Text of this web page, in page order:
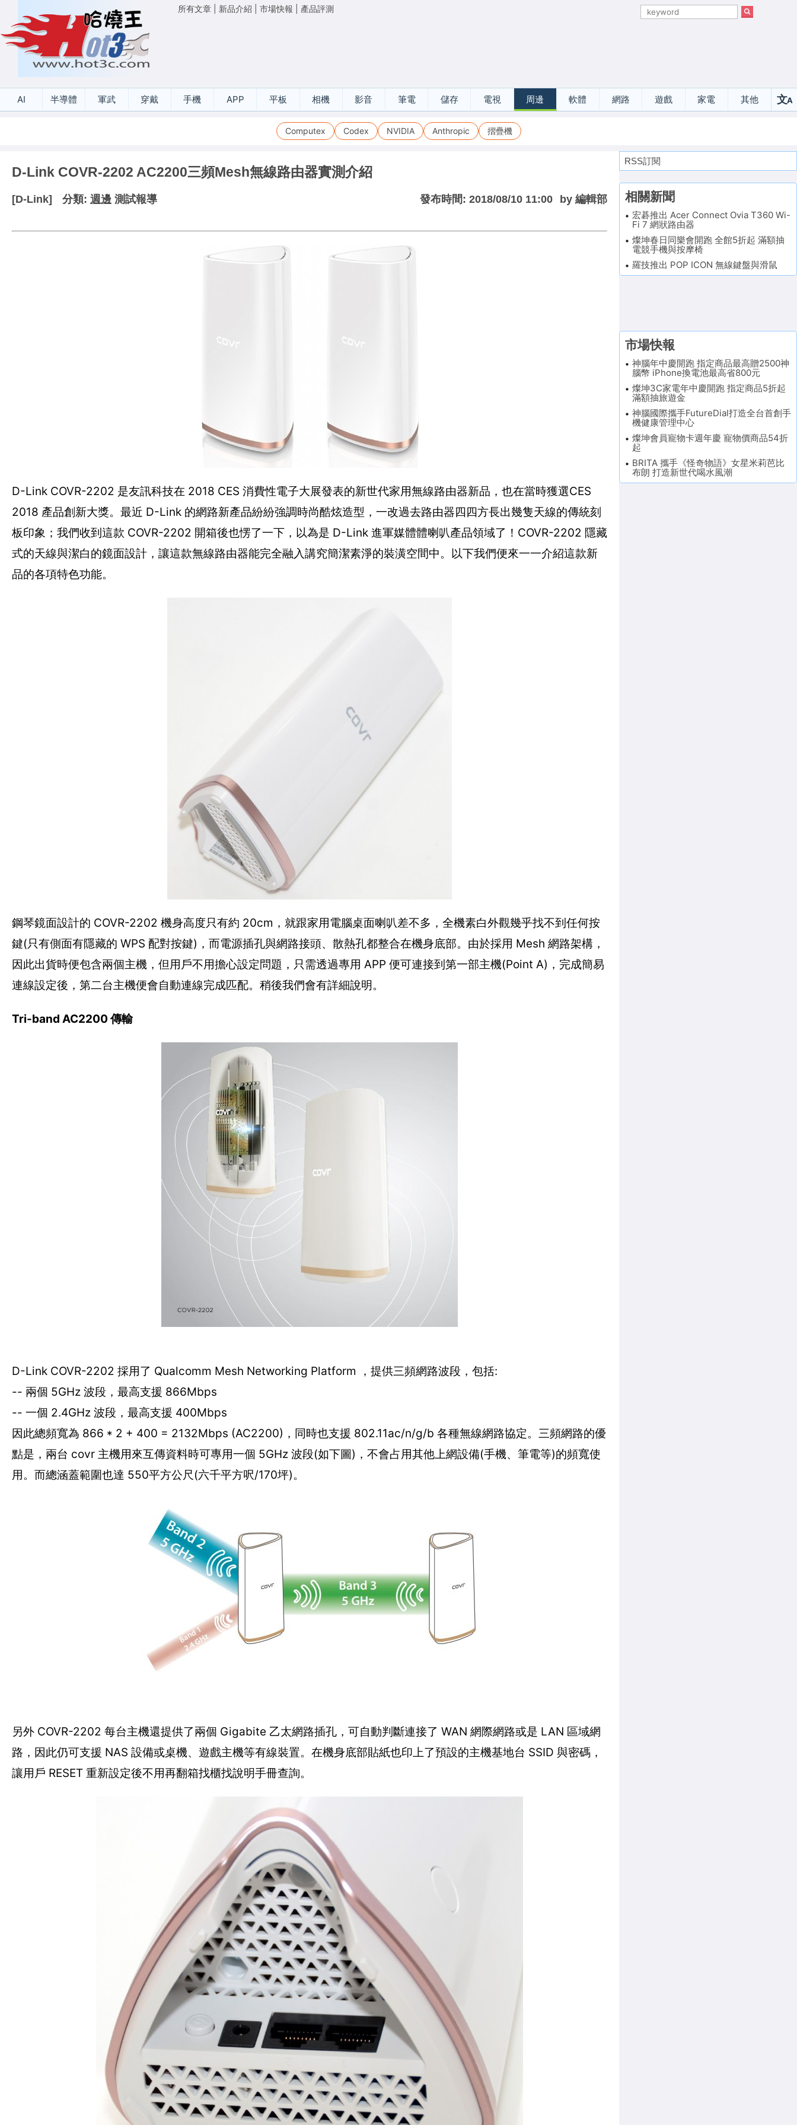
所有文章 新品介紹 市場快報 產品評測
AI 半導體 軍武 穿戴 手機 APP 平板 相機 影音 筆電 儲存 電視 周邊 軟體 網路 遊戲 家電 其他 文A
Computex Codex NVIDIA Anthropic 摺疊機
D-Link COVR-2202 AC2200三頻Mesh無線路由器實測介紹
[D-Link] 分類: 週邊 測試報導 發布時間: 2018/08/10 11:00 by 編輯部
D-Link COVR-2202 是友訊科技在 2018 CES 消費性電子大展發表的新世代家用無線路由器新品，也在當時獲選CES
2018 產品創新大獎。最近 D-Link 的網路新產品紛紛強調時尚酷炫造型，一改過去路由器四四方長出幾隻天線的傳統刻
板印象；我們收到這款 COVR-2202 開箱後也愣了一下，以為是 D-Link 進軍媒體體喇叭產品領域了！COVR-2202 隱藏
式的天線與潔白的鏡面設計，讓這款無線路由器能完全融入講究簡潔素淨的裝潢空間中。以下我們便來一一介紹這款新
品的各項特色功能。
鋼琴鏡面設計的 COVR-2202 機身高度只有約 20cm，就跟家用電腦桌面喇叭差不多，全機素白外觀幾乎找不到任何按
鍵(只有側面有隱藏的 WPS 配對按鍵)，而電源插孔與網路接頭、散熱孔都整合在機身底部。由於採用 Mesh 網路架構，
因此出貨時便包含兩個主機，但用戶不用擔心設定問題，只需透過專用 APP 便可連接到第一部主機(Point A)，完成簡易
連線設定後，第二台主機便會自動連線完成匹配。稍後我們會有詳細說明。
Tri-band AC2200 傳輸
D-Link COVR-2202 採用了 Qualcomm Mesh Networking Platform ，提供三頻網路波段，包括:
-- 兩個 5GHz 波段，最高支援 866Mbps
-- 一個 2.4GHz 波段，最高支援 400Mbps
因此總頻寬為 866 * 2 + 400 = 2132Mbps (AC2200)，同時也支援 802.11ac/n/g/b 各種無線網路協定。三頻網路的優
點是，兩台 covr 主機用來互傳資料時可專用一個 5GHz 波段(如下圖)，不會占用其他上網設備(手機、筆電等)的頻寬使
用。而總涵蓋範圍也達 550平方公尺(六千平方呎/170坪)。
另外 COVR-2202 每台主機還提供了兩個 Gigabite 乙太網路插孔，可自動判斷連接了 WAN 網際網路或是 LAN 區域網
路，因此仍可支援 NAS 設備或桌機、遊戲主機等有線裝置。在機身底部貼紙也印上了預設的主機基地台 SSID 與密碼，
讓用戶 RESET 重新設定後不用再翻箱找櫃找說明手冊查詢。
RSS訂閱
相關新聞
宏碁推出 Acer Connect Ovia T360 Wi-
Fi 7 網狀路由器
燦坤春日同樂會開跑 全館5折起 滿額抽
電競手機與按摩椅
羅技推出 POP ICON 無線鍵盤與滑鼠
市場快報
神腦年中慶開跑 指定商品最高贈2500神
腦幣 iPhone換電池最高省800元
燦坤3C家電年中慶開跑 指定商品5折起
滿額抽旅遊金
神腦國際攜手FutureDial打造全台首創手
機健康管理中心
燦坤會員寵物卡週年慶 寵物價商品54折
起
BRITA 攜手《怪奇物語》女星米莉芭比
布朗 打造新世代喝水風潮